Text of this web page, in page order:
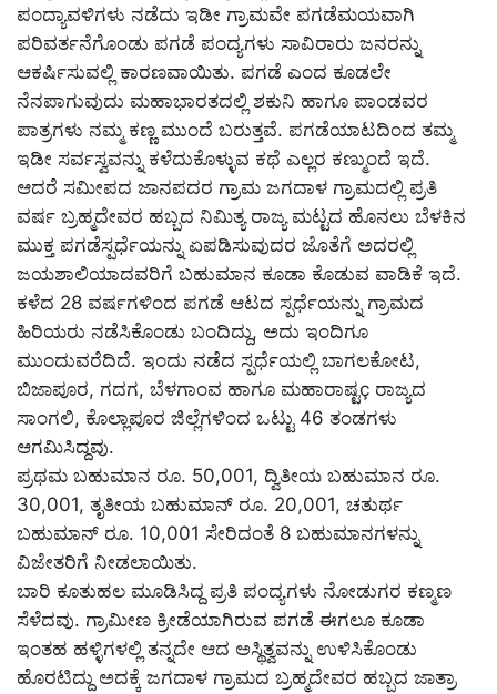
ಪಂದ್ಯಾವಳಿಗಳು ನಡೆದು ಇಡೀ ಗ್ರಾಮವೇ ಪಗಡೆಮಯವಾಗಿ
ಪರಿವರ್ತನೆಗೊಂಡು ಪಗಡೆ ಪಂದ್ಯಗಳು ಸಾವಿರಾರು ಜನರನ್ನು
ಆಕರ್ಷಿಸುವಲ್ಲಿ ಕಾರಣವಾಯಿತು. ಪಗಡೆ ಎಂದ ಕೂಡಲೇ
ನೆನಪಾಗುವುದು ಮಹಾಭಾರತದಲ್ಲಿ ಶಕುನಿ ಹಾಗೂ ಪಾಂಡವರ
ಪಾತ್ರಗಳು ನಮ್ಮ ಕಣ್ಣ ಮುಂದೆ ಬರುತ್ತವೆ. ಪಗಡೆಯಾಟದಿಂದ ತಮ್ಮ
ಇಡೀ ಸರ್ವಸ್ವವನ್ನು ಕಳೆದುಕೊಳ್ಳುವ ಕಥೆ ಎಲ್ಲರ ಕಣ್ಮುಂದೆ ಇದೆ.
ಆದರೆ ಸಮೀಪದ ಜಾನಪದರ ಗ್ರಾಮ ಜಗದಾಳ ಗ್ರಾಮದಲ್ಲಿ ಪ್ರತಿ
ವರ್ಷ ಬ್ರಹ್ಮದೇವರ ಹಬ್ಬದ ನಿಮಿತ್ಯ ರಾಜ್ಯ ಮಟ್ಟದ ಹೊನಲು ಬೆಳಕಿನ
ಮುಕ್ತ ಪಗಡೆಸ್ಪರ್ಧೆಯನ್ನು ಏಪಡಿಸುವುದರ ಜೊತೆಗೆ ಅದರಲ್ಲಿ
ಜಯಶಾಲಿಯಾದವರಿಗೆ ಬಹುಮಾನ ಕೂಡಾ ಕೊಡುವ ವಾಡಿಕೆ ಇದೆ.
ಕಳೆದ 28 ವರ್ಷಗಳಿಂದ ಪಗಡೆ ಆಟದ ಸ್ಪರ್ಧೆಯನ್ನು ಗ್ರಾಮದ
ಹಿರಿಯರು ನಡೆಸಿಕೊಂಡು ಬಂದಿದ್ದು, ಅದು ಇಂದಿಗೂ
ಮುಂದುವರೆದಿದೆ. ಇಂದು ನಡೆದ ಸ್ಪರ್ಧೆಯಲ್ಲಿ ಬಾಗಲಕೋಟ,
ಬಿಜಾಪೂರ, ಗದಗ, ಬೆಳಗಾಂವ ಹಾಗೂ ಮಹಾರಾಷ್ಟç ರಾಜ್ಯದ
ಸಾಂಗಲಿ, ಕೊಲ್ಲಾಪೂರ ಜಿಲ್ಲೆಗಳಿಂದ ಒಟ್ಟು 46 ತಂಡಗಳು
ಆಗಮಿಸಿದ್ದವು.
ಪ್ರಥಮ ಬಹುಮಾನ ರೂ. 50,001, ದ್ವಿತೀಯ ಬಹುಮಾನ ರೂ.
30,001, ತೃತೀಯ ಬಹುಮಾನ್ ರೂ. 20,001, ಚತುರ್ಥ
ಬಹುಮಾನ್ ರೂ. 10,001 ಸೇರಿದಂತೆ 8 ಬಹುಮಾನಗಳನ್ನು
ವಿಜೇತರಿಗೆ ನೀಡಲಾಯಿತು.
ಬಾರಿ ಕೂತುಹಲ ಮೂಡಿಸಿದ್ದ ಪ್ರತಿ ಪಂದ್ಯಗಳು ನೋಡುಗರ ಕಣ್ಮಣ
ಸೆಳೆದವು. ಗ್ರಾಮೀಣ ಕ್ರೀಡೆಯಾಗಿರುವ ಪಗಡೆ ಈಗಲೂ ಕೂಡಾ
ಇಂತಹ ಹಳ್ಳಿಗಳಲ್ಲಿ ತನ್ನದೇ ಆದ ಅಸ್ಥಿತ್ವವನ್ನು ಉಳಿಸಿಕೊಂಡು
ಹೊರಟಿದ್ದು ಅದಕ್ಕೆ ಜಗದಾಳ ಗ್ರಾಮದ ಬ್ರಹ್ಮದೇವರ ಹಬ್ಬದ ಜಾತ್ರಾ